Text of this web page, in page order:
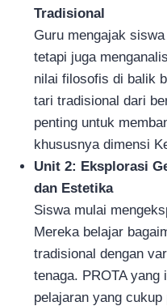
Tradisional
Guru mengajak
tetapi juga
nilai filosofis di balik
tari tradisional dari
penting untuk
khususnya dimensi
Unit 2: Eksplorasi
dan Estetika
Siswa mulai
Mereka belajar
tradisional dengan
tenaga. PROTA yang
pelajaran yang